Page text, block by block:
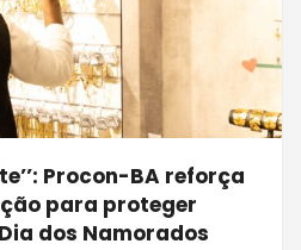
Procon-BA reforça
para proteger
dos Namorados